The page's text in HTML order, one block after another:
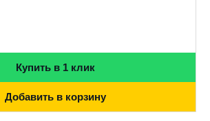
Купить в 1 клик
Добавить в корзину